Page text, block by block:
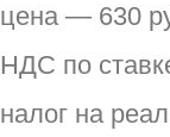
цена — 630
НДС по
налог на